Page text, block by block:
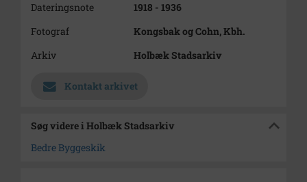
Dateringsnote
1918 - 1936
Fotograf
Kongsbak og Cohn, Kbh.
Arkiv
Holbæk Stadsarkiv
Kontakt arkivet
Søg videre i Holbæk Stadsarkiv
Bedre Byggeskik